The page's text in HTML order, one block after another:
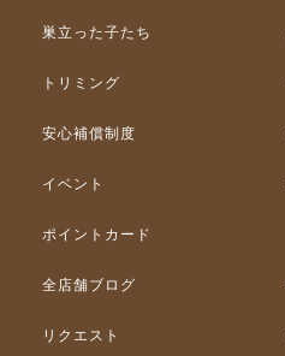
巣立った子たち
トリミング
安心補償制度
イベント
ポイントカード
全店舗ブログ
リクエスト